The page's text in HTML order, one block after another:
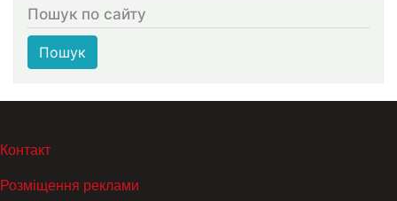
Пошук по сайту
Пошук
МЕНЮ В ПОДВАЛЕ
Контакт
Розміщення реклами